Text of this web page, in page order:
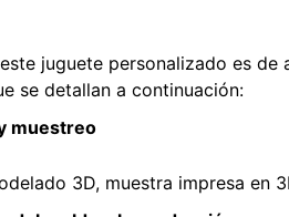
juguete personalizado es
se detallan a continuación:
muestreo
3D, muestra impresa